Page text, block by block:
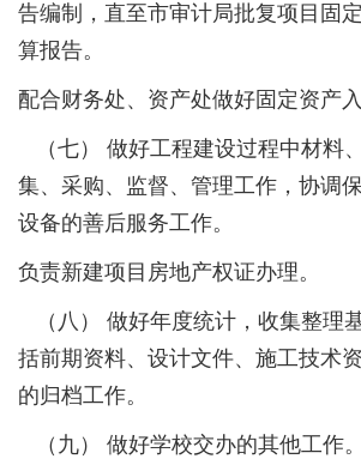
告编制，直至市审计局批复项目固
算报告。
配合财务处、资产处做好固定资产入
（七） 做好工程建设过程中材料
集、采购、监督、管理工作，协调
设备的善后服务工作。
负责新建项目房地产权证办理。
（八） 做好年度统计，收集整理
括前期资料、设计文件、施工技术
的归档工作。
（九） 做好学校交办的其他工作。